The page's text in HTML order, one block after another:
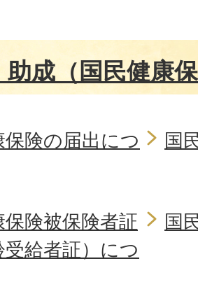
助成（国民健康
保険の届出につ
国
保険被保険者証
受給者証）につ
国